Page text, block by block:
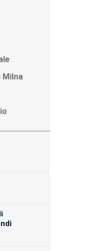
Milna